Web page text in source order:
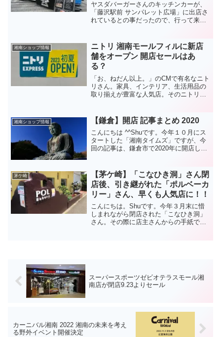
ヤスダバーガーさんのキッチンカーが、
「藤沢駅前 サンパレット広場」に出店さ
れているとの事だったので、行って来ま
ダバーガーさんのメニュー、さらに店舗
情報もお伝えします。^...
湘南ショップ情報
ニトリ 湘南モールフィルに新店
舗をオープン 開店セールはあ
る？
「お、ねだん以上。」のCMで有名なニト
リさん。家具、インテリア、生活用品の
取り揃えが豊富な人気店。そのニトリさ
ル公式サイトでは、6月上旬オープンと発
表されています。...
湘南ショップ情報 【鎌倉】開店 記事まとめ 2020
こんにちは ^^Shuです。今年１０月にス
タートした「湘南タイムズ」ですが、今
回の記事は、鎌倉市で2020年に開店した
30日オープン神奈川だけでも現時点で16
店舗...
茅ケ崎
【茅ケ崎】「こなひき洞」さん閉
店後、引き継がれた「ポルベーカ
リー」さん、早くも人気店に！！
こんにちは。Shuです。今年３月末に惜
しまれながら閉店された「こなひき洞」
さん。その際に店主さんからの手紙で、
スーパースポーツゼビオテラスモール湘
南店が閉店9.23よりセール
カーニバル湘南 2022 湘南の未来を考え
る野外イベント開催決定